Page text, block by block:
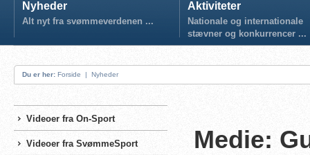
Nyheder
Alt nyt fra svømmeverdenen ...
Aktiviteter
Nationale og internationale
stævner og konkurrencer ...
Du er her: Forside | Nyheder
Videoer fra On-Sport
Videoer fra SvømmeSport
Medie: